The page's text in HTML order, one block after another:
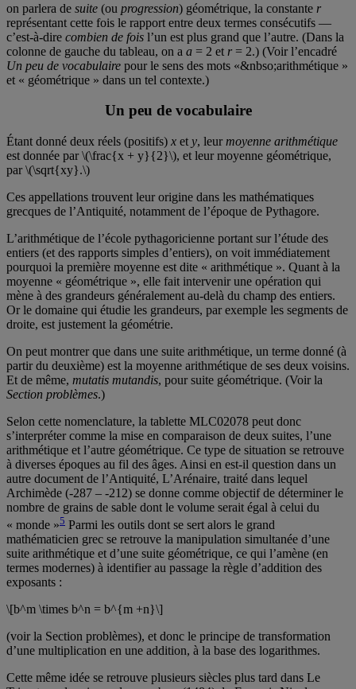
on parlera de suite (ou progression) géométrique, la constante r
représentant cette fois le rapport entre deux termes consécutifs —
c’est-à-dire combien de fois l’un est plus grand que l’autre. (Dans la
colonne de gauche du tableau, on a a = 2 et r= 2.) (Voir l’encadré
Un peu de vocabulaire pour le sens des mots «&nbso;arithmétique »
et « géométrique » dans un tel contexte.)
Un peu de vocabulaire
Étant donné deux réels (positifs) x et y, leur moyenne arithmétique
est donnée par \(\frac{x + y}{2}\), et leur moyenne géométrique,
par \(\sqrt{xy}.\)
Ces appellations trouvent leur origine dans les mathématiques
grecques de l’Antiquité, notamment de l’époque de Pythagore.
L’arithmétique de l’école pythagoricienne portant sur l’étude des
entiers (et des rapports simples d’entiers), on voit immédiatement
pourquoi la première moyenne est dite « arithmétique ». Quant à la
moyenne « géométrique », elle fait intervenir une opération qui
mène à des grandeurs généralement au-delà du champ des entiers.
Or le domaine qui étudie les grandeurs, par exemple les segments de
droite, est justement la géométrie.
On peut montrer que dans une suite arithmétique, un terme donné (à
partir du deuxième) est la moyenne arithmétique de ses deux voisins.
Et de même, mutatis mutandis, pour suite géométrique. (Voir la
Section problèmes.)
Selon cette nomenclature, la tablette MLC02078 peut donc
s’interpréter comme la mise en comparaison de deux suites, l’une
arithmétique et l’autre géométrique. Ce type de situation se retrouve
à diverses époques au fil des âges. Ainsi en est-il question dans un
autre document de l’Antiquité, L’Arénaire, traité dans lequel
Archimède (-287 – -212) se donne comme objectif de déterminer le
nombre de grains de sable dont le volume serait égal à celui du
« monde »5 Parmi les outils dont se sert alors le grand
mathématicien grec se retrouve la manipulation simultanée d’une
suite arithmétique et d’une suite géométrique, ce qui l’amène (en
termes modernes) à identifier au passage la règle d’addition des
exposants :
\[b^m \times b^n = b^{m +n}\]
(voir la Section problèmes), et donc le principe de transformation
d’une multiplication en une addition, à la base des logarithmes.
Cette même idée se retrouve plusieurs siècles plus tard dans Le